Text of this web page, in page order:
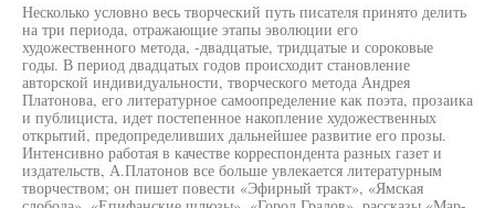
Несколько условно весь творческий путь писателя принято делить
на три периода, отражающие этапы эволюции его
художественного метода, -двадцатые, тридцатые и сороковые
годы. В период двадцатых годов происходит становление
авторской индивидуальности, творческого метода Андрея
Платонова, его литературное самоопределение как поэта, прозаика
и публициста, идет постепенное накопление художественных
открытий, предопределивших дальнейшее развитие его прозы.
Интенсивно работая в качестве корреспондента разных газет и
издательств, А.Платонов все больше увлекается литературным
творчеством; он пишет повести «Эфирный тракт», «Ямская